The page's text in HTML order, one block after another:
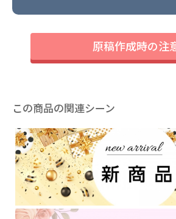
原稿作成時の注
この商品の関連シーン